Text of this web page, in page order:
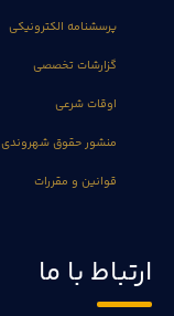
پرسشنامه الکترونیکی
گزارشات تخصصی
اوقات شرعی
منشور حقوق شهروندی
قوانین و مقررات
ارتباط با ما